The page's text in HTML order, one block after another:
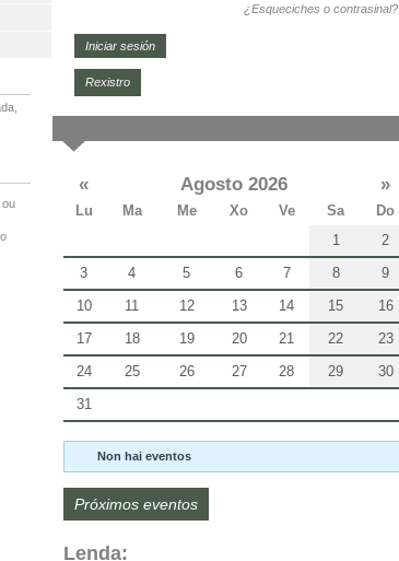
ou
¿Esqueciches o contrasinal?
Rexistro
« Agosto 2026 »
Lu Ma Me Xo Ve Sa
Do
1
2
3
4 5 6 7 8
9
10
11 12 13 14 15
16
17
18 19 20 21 22
23
24
25 26 27 28 29
30
31
Non hai eventos
Próximos eventos
Lenda: